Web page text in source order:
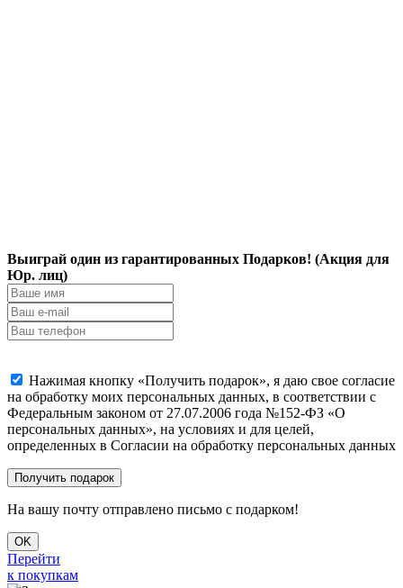
Выиграй один из гарантированных Подарков! (Акция для
Юр. лиц)
Нажимая кнопку «Получить подарок», я даю свое согласие
на обработку моих персональных данных, в соответствии с
Федеральным законом от 27.07.2006 года №152-ФЗ «О
персональных данных», на условиях и для целей,
определенных в Согласии на обработку персональных данных
На вашу почту отправлено письмо с подарком!
OK
Перейти
к покупкам